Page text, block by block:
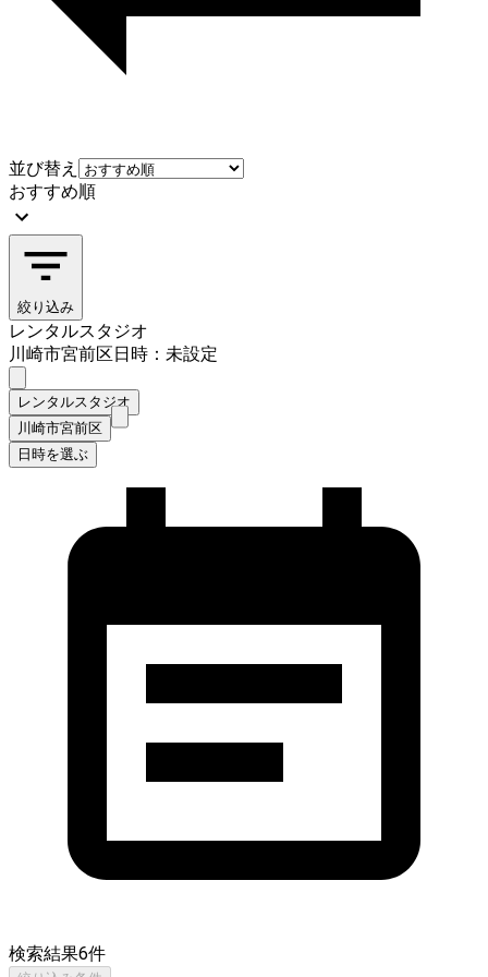
並び替え
おすすめ順
絞り込み
レンタルスタジオ
川崎市宮前区日時：未設定
レンタルスタジオ
川崎市宮前区
日時を選ぶ
検索結果6件